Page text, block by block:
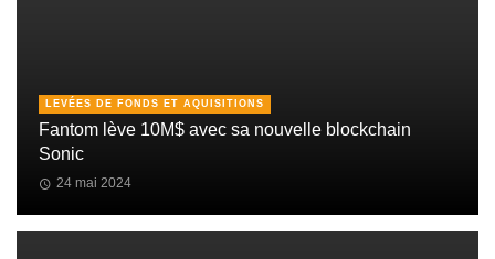
LEVÉES DE FONDS ET AQUISITIONS
Fantom lève 10M$ avec sa nouvelle blockchain
Sonic
24 mai 2024